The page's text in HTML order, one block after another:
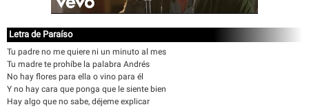
Letra de Paraíso
Tu padre no me quiere ni un minuto al mes
Tu madre te prohíbe la palabra Andrés
No hay flores para ella o vino para él
Y no hay cara que ponga que le siente bien
Hay algo que no sabe, déjeme explicar